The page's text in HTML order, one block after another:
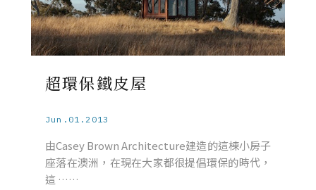
超環保鐵皮屋
Jun.01.2013
由Casey Brown Architecture建造的這棟小房子
座落在澳洲，在現在大家都很提倡環保的時代，
這 ……